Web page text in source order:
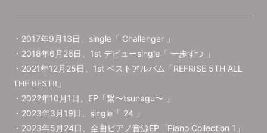
・2017年9月13日、single「 Challenger 」
・2018年6月26日、1st デビューsingle「 一歩ずつ 」
・2021年12月25日、1st ベストアルバム「REFRISE 5TH ALL
THE BEST!!」
・2022年10月1日、EP「繋〜tsunagu〜 」
・2023年3月19日、single「 24 」
・2023年5月24日、全曲ピアノ音源EP「Piano Collection 1」